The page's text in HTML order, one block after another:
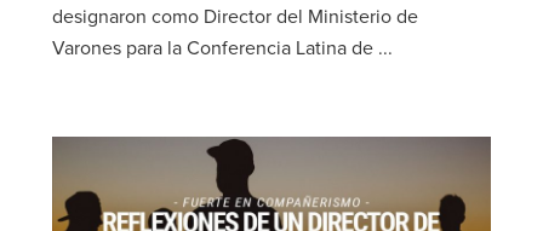
designaron como Director del Ministerio de
Varones para la Conferencia Latina de ...